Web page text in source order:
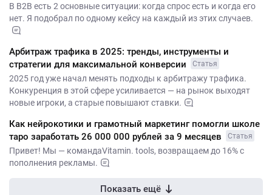
В B2B есть 2 основные ситуации: когда спрос есть и когда его
нет. Я подобрал по одному кейсу на каждый из этих случаев.
Арбитраж трафика в 2025: тренды, инструменты и
стратегии для максимальной конверсии
Статья
2025 год уже начал менять подходы к арбитражу трафика.
Конкуренция в этой сфере усиливается — на рынок выходят
новые игроки, а старые повышают ставки.
Как нейрокотики и грамотный маркетинг помогли школе
таро заработать 26 000 000 рублей за 9 месяцев
Статья
Привет! Мы — командаVitamin. tools, возвращаем до 16% с
пополнения рекламы.
Показать ещё